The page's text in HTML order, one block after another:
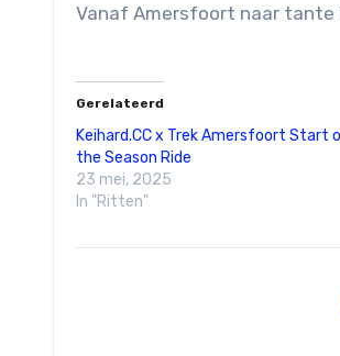
Vanaf Amersfoort naar tante
Gerelateerd
Keihard.CC x Trek Amersfoort Start of
the Season Ride
23 mei, 2025
In "Ritten"